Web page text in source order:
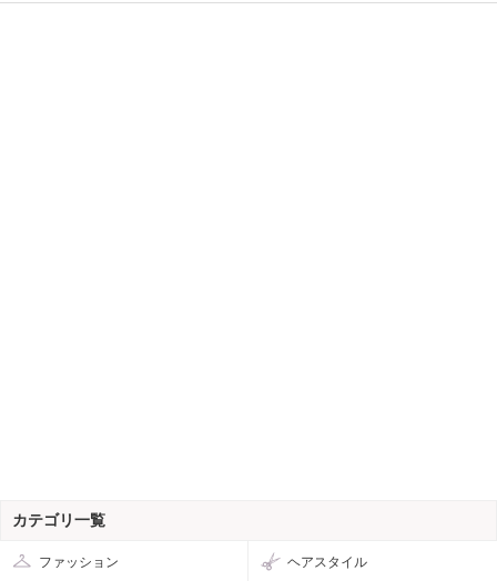
カテゴリ一覧
ファッション ヘアスタイル